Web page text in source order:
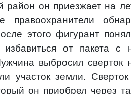
район он приезжает на
правоохранители
этого фигурант
избавиться от пакета с
выбросил сверток
участок земли.
он приобрел через